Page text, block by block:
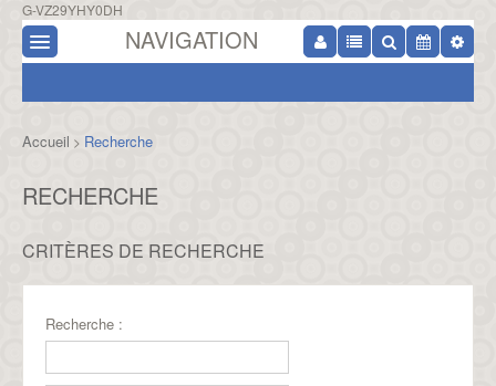
G-VZ29YHY0DH
NAVIGATION
Accueil > Recherche
RECHERCHE
CRITÈRES DE RECHERCHE
Recherche :